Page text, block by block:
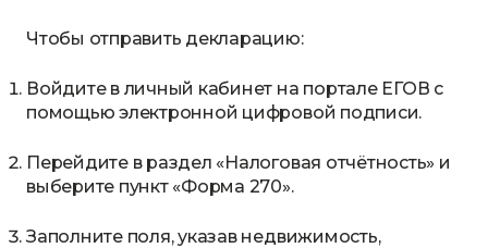
Чтобы отправить декларацию:
Войдите в личный кабинет на портале ЕГОВ с
помощью электронной цифровой подписи.
Перейдите в раздел «Налоговая отчётность» и
выберите пункт «Форма 270».
Заполните поля, указав недвижимость,